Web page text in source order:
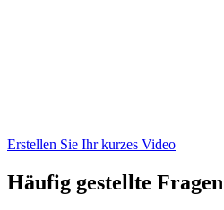
Erstellen Sie Ihr kurzes Video
Häufig gestellte Fragen